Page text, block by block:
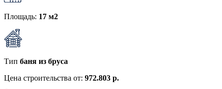
Площадь: 17 м2
Тип баня из бруса
Цена строительства от: 972.803 р.